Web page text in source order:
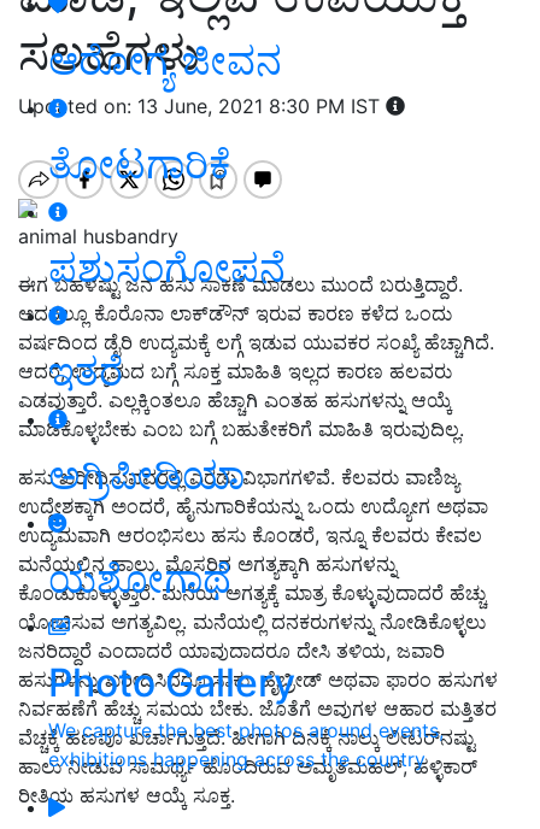
ಆರೋಗ್ಯ ಜೀವನ
ತೋಟಗಾರಿಕೆ
ಪಶುಸಂಗೋಪನೆ
ಇತರೆ
ಅಗ್ರಿಪೀಡಿಯಾ
ಯಶೋಗಾಥೆ
Photo Gallery
We capture the best photos around events,
exhibitions happening across the country
ಸಲಹೆಗಳು
Updated on: 13 June, 2021 8:30 PM IST
animal husbandry
ಈಗ ಬಹಳಷ್ಟು ಜನ ಹಸು ಸಾಕಣೆ ಮಾಡಲು ಮುಂದೆ ಬರುತ್ತಿದ್ದಾರೆ.
ಅದರಲ್ಲೂ ಕೊರೊನಾ ಲಾಕ್‌ಡೌನ್ ಇರುವ ಕಾರಣ ಕಳೆದ ಒಂದು
ವರ್ಷದಿಂದ ಡೈರಿ ಉದ್ಯಮಕ್ಕೆ ಲಗ್ಗೆ ಇಡುವ ಯುವಕರ ಸಂಖ್ಯೆ ಹೆಚ್ಚಾಗಿದೆ.
ಆದರೆ, ಉದ್ಯಮದ ಬಗ್ಗೆ ಸೂಕ್ತ ಮಾಹಿತಿ ಇಲ್ಲದ ಕಾರಣ ಹಲವರು
ಎಡವುತ್ತಾರೆ. ಎಲ್ಲಕ್ಕಿಂತಲೂ ಹೆಚ್ಚಾಗಿ ಎಂತಹ ಹಸುಗಳನ್ನು ಆಯ್ಕೆ
ಮಾಡಿಕೊಳ್ಳಬೇಕು ಎಂಬ ಬಗ್ಗೆ ಬಹುತೇಕರಿಗೆ ಮಾಹಿತಿ ಇರುವುದಿಲ್ಲ.
ಹಸು ಖರೀದಿಸುವವರಲ್ಲಿ ಎರಡು ವಿಭಾಗಗಳಿವೆ. ಕೆಲವರು ವಾಣಿಜ್ಯ
ಉದ್ದೇಶಕ್ಕಾಗಿ ಅಂದರೆ, ಹೈನುಗಾರಿಕೆಯನ್ನು ಒಂದು ಉದ್ಯೋಗ ಅಥವಾ
ಉದ್ಯಮವಾಗಿ ಆರಂಭಿಸಲು ಹಸು ಕೊಂಡರೆ, ಇನ್ನೂ ಕೆಲವರು ಕೇವಲ
ಮನೆಯಲ್ಲಿನ ಹಾಲು, ಮೊಸರಿನ ಅಗತ್ಯಕ್ಕಾಗಿ ಹಸುಗಳನ್ನು
ಕೊಂಡುಕೊಳ್ಳುತ್ತಾರೆ. ಮನೆಯ ಅಗತ್ಯಕ್ಕೆ ಮಾತ್ರ ಕೊಳ್ಳುವುದಾದರೆ ಹೆಚ್ಚು
ಯೋಚಿಸುವ ಅಗತ್ಯವಿಲ್ಲ. ಮನೆಯಲ್ಲಿ ದನಕರುಗಳನ್ನು ನೋಡಿಕೊಳ್ಳಲು
ಜನರಿದ್ದಾರೆ ಎಂದಾದರೆ ಯಾವುದಾದರೂ ದೇಸಿ ತಳಿಯ, ಜವಾರಿ
ಹಸುಗಳನ್ನು ಖರೀದಿಸಿದರೂ ಸಾಕು. ಹೈಬ್ರೀಡ್ ಅಥವಾ ಫಾರಂ ಹಸುಗಳ
ನಿರ್ವಹಣೆಗೆ ಹೆಚ್ಚು ಸಮಯ ಬೇಕು. ಜೊತೆಗೆ ಅವುಗಳ ಆಹಾರ ಮತ್ತಿತರ
ವೆಚ್ಚಕ್ಕೆ ಹಣವೂ ಖರ್ಚಾಗುತ್ತದೆ. ಹೀಗಾಗಿ ದಿನಕ್ಕೆ ನಾಲ್ಕು ಲೀಟರ್‌ನಷ್ಟು
ಹಾಲು ನೀಡುವ ಸಾಮರ್ಥ್ಯ ಹೊಂದಿರುವ ಅಮೃತಮಹಲ್, ಹಳ್ಳಿಕಾರ್
ರೀತಿಯ ಹಸುಗಳ ಆಯ್ಕೆ ಸೂಕ್ತ.